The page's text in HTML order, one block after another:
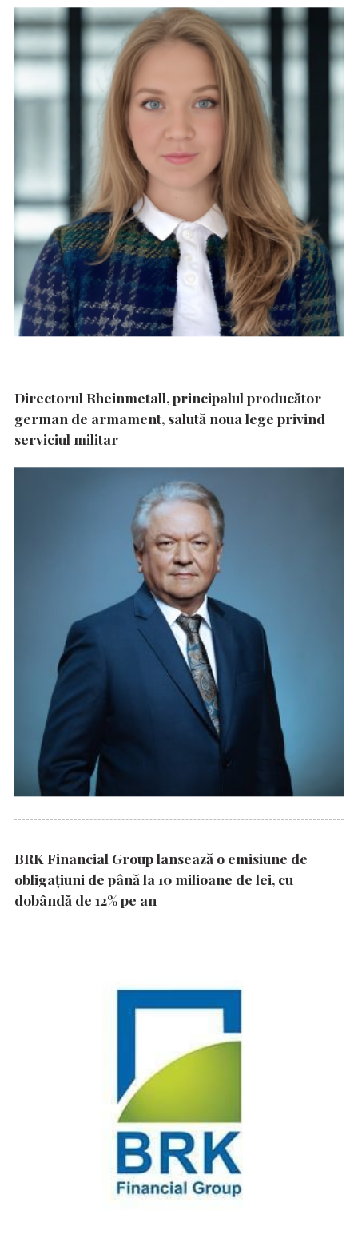
Directorul Rheinmetall, principalul producător
german de armament, salută noua lege privind
serviciul militar
BRK Financial Group lansează o emisiune de
obligațiuni de până la 10 milioane de lei, cu
dobândă de 12% pe an